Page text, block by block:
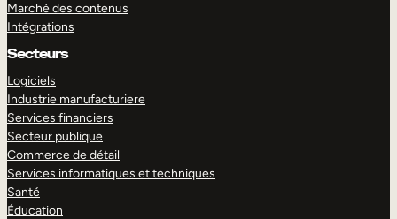
Marché des contenus
Intégrations
Secteurs
Logiciels
Industrie manufacturiere
Services financiers
Secteur publique
Commerce de détail
Services informatiques et techniques
Santé
Éducation